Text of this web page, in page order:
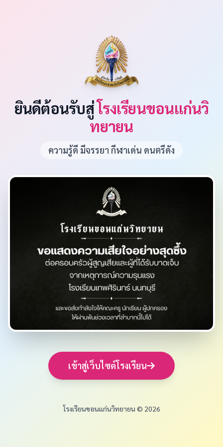
ยินดีต้อนรับสู่โรงเรียนขอนแก่นวิ
ทยายน
ความรู้ดี มีจรรยา กีฬาเด่น ดนตรีดัง
เข้าสู่เว็บไซต์โรงเรียน
โรงเรียนขอนแก่นวิทยายน © 2026